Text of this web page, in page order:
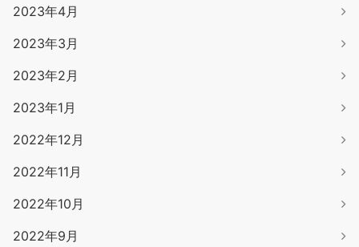
2023年4月
2023年3月
2023年2月
2023年1月
2022年12月
2022年11月
2022年10月
2022年9月